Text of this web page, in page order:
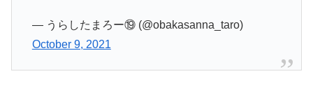
— うらしたまろー⑲ (@obakasanna_taro)
October 9, 2021